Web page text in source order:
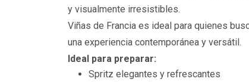
y visualmente irresistibles.
Viñas de Francia es ideal para quienes
una experiencia contemporánea y versátil.
Ideal para preparar:
Spritz elegantes y refrescantes